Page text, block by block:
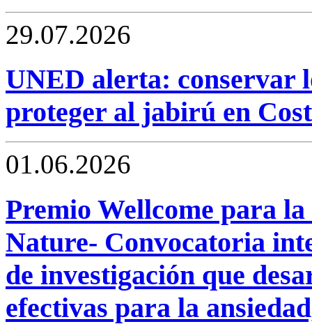
29.07.2026
UNED alerta: conservar
proteger al jabirú en
01.06.2026
Premio Wellcome para
Nature- Convocatoria
de investigación que
efectivas para la